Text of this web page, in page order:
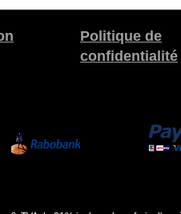
Politique de
confidentialité